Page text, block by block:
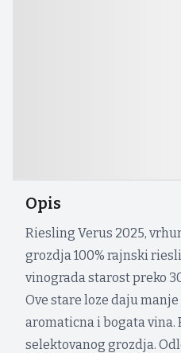
Opis
Riesling Verus 2025,
grozdja 100% rajnski
vinograda starost preko
Ove stare loze daju
aromaticna i bogata vina.
selektovanog grozdja.